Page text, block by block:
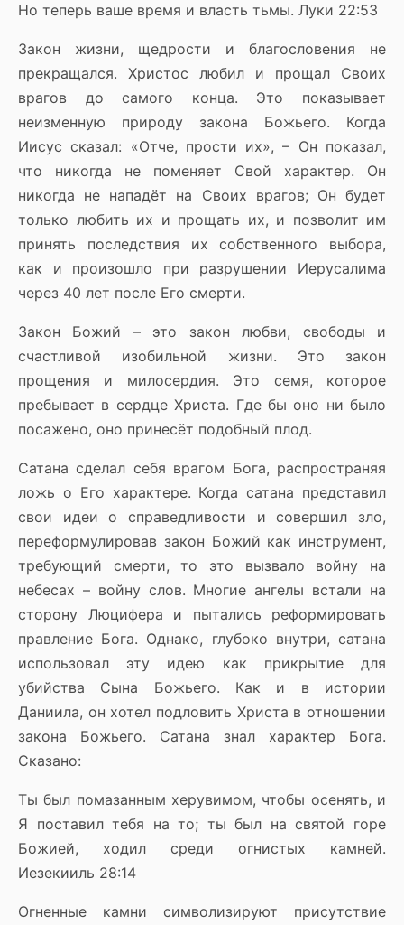
Но теперь ваше время и власть тьмы. Луки 22:53
Закон жизни, щедрости и благословения не
прекращался. Христос любил и прощал Своих
врагов до самого конца. Это показывает
неизменную природу закона Божьего. Когда
Иисус сказал: «Отче, прости их», – Он показал,
что никогда не поменяет Свой характер. Он
никогда не нападёт на Своих врагов; Он будет
только любить их и прощать их, и позволит им
принять последствия их собственного выбора,
как и произошло при разрушении Иерусалима
через 40 лет после Его смерти.
Закон Божий – это закон любви, свободы и
счастливой изобильной жизни. Это закон
прощения и милосердия. Это семя, которое
пребывает в сердце Христа. Где бы оно ни было
посажено, оно принесёт подобный плод.
Сатана сделал себя врагом Бога, распространяя
ложь о Его характере. Когда сатана представил
свои идеи о справедливости и совершил зло,
переформулировав закон Божий как инструмент,
требующий смерти, то это вызвало войну на
небесах – войну слов. Многие ангелы встали на
сторону Люцифера и пытались реформировать
правление Бога. Однако, глубоко внутри, сатана
использовал эту идею как прикрытие для
убийства Сына Божьего. Как и в истории
Даниила, он хотел подловить Христа в отношении
закона Божьего. Сатана знал характер Бога.
Сказано:
Ты был помазанным херувимом, чтобы осенять, и
Я поставил тебя на то; ты был на святой горе
Божией, ходил среди огнистых камней.
Иезекииль 28:14
Огненные камни символизируют присутствие